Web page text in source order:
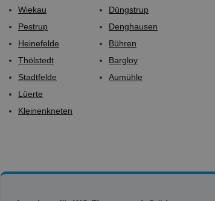
Wiekau
Pestrup
Heinefelde
Thölstedt
Stadtfelde
Lüerte
Kleinenkneten
Düngstrup
Denghausen
Bühren
Bargloy
Aumühle